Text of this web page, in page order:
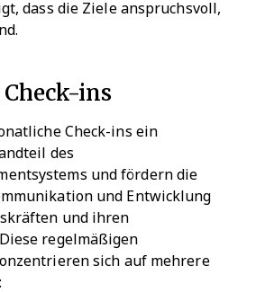
dass die Ziele anspruchsvoll,
ins
Check-ins ein
des
und fördern die
und Entwicklung
und ihren
regelmäßigen
sich auf mehrere